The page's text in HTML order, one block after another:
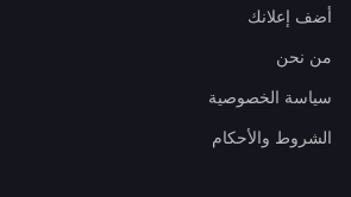
أضف إعلانك
من نحن
سياسة الخصوصية
الشروط والأحكام